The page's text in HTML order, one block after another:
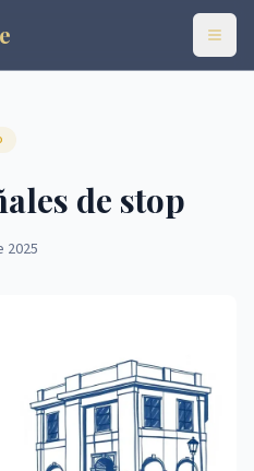
de stop
2025